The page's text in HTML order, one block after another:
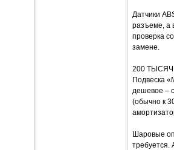
Датчики
разъеме, а
проверка
замене.
200
Подвеска
дешевое –
(обычно к
Шаровые
требуется.